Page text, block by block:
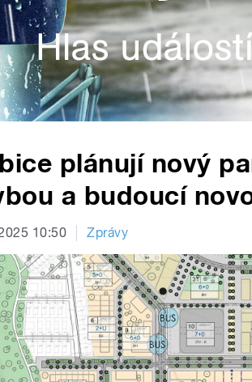
plánují nový
a budoucí
10:50 Zprávy